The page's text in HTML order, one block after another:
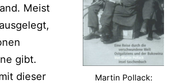
Martin Pollack:
Meist
gibt.
dieser